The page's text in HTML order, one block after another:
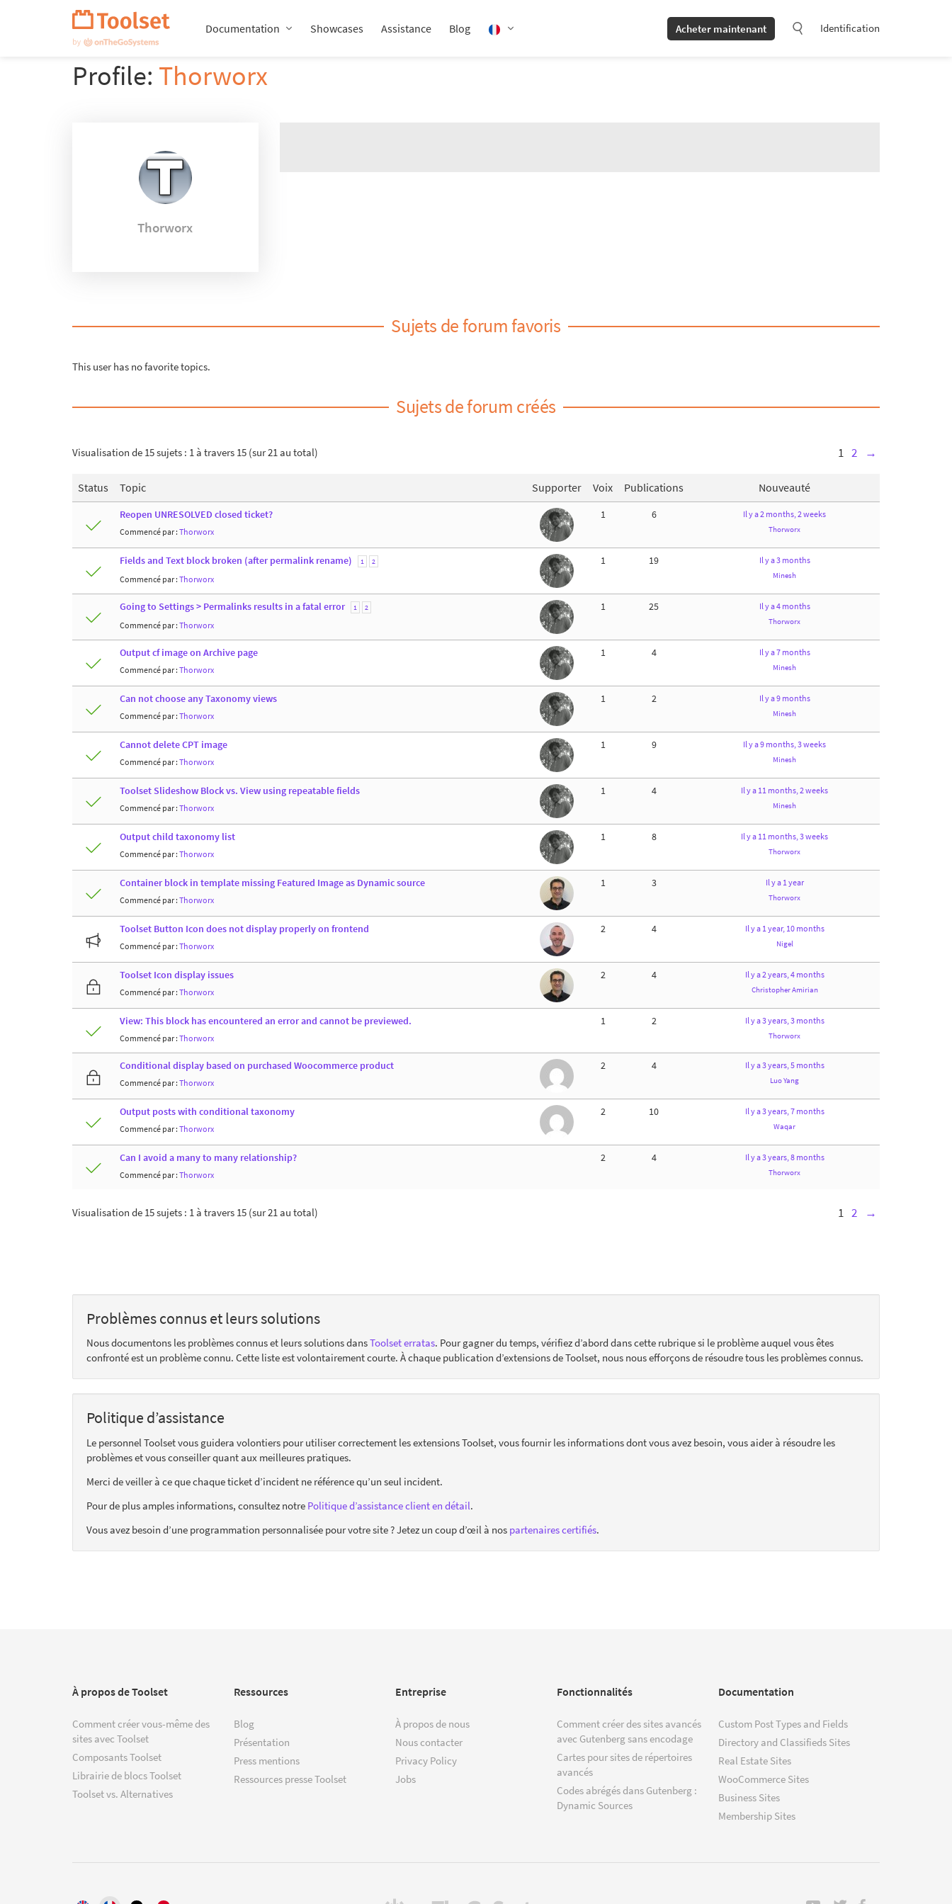
Documentation Showcases Assistance Blog Acheter maintenant Identification
Profile: Thorworx
Thorworx
Sujets de forum favoris
This user has no favorite topics.
Sujets de forum créés
Visualisation de 15 sujets : 1 à travers 15 (sur 21 au total) 1 2 →
Status Topic Supporter Voix Publications Nouveauté
Reopen UNRESOLVED closed ticket?
Commencé par : Thorworx
1 6 Il y a 2 months, 2 weeks
Thorworx
Fields and Text block broken (after permalink rename) 1 2
Commencé par : Thorworx
1 19 Il y a 3 months
Minesh
Going to Settings > Permalinks results in a fatal error 1 2
Commencé par : Thorworx
1 25 Il y a 4 months
Thorworx
Output cf image on Archive page
Commencé par : Thorworx
1 4 Il y a 7 months
Minesh
Can not choose any Taxonomy views
Commencé par : Thorworx
1 2 Il y a 9 months
Minesh
Cannot delete CPT image
Commencé par : Thorworx
1 9 Il y a 9 months, 3 weeks
Minesh
Toolset Slideshow Block vs. View using repeatable fields
Commencé par : Thorworx
1 4 Il y a 11 months, 2 weeks
Minesh
Output child taxonomy list
Commencé par : Thorworx
1 8 Il y a 11 months, 3 weeks
Thorworx
Container block in template missing Featured Image as Dynamic source
Commencé par : Thorworx
1 3 Il y a 1 year
Thorworx
Toolset Button Icon does not display properly on frontend
Commencé par : Thorworx
2 4 Il y a 1 year, 10 months
Nigel
Toolset Icon display issues
Commencé par : Thorworx
2 4 Il y a 2 years, 4 months
Christopher Amirian
View: This block has encountered an error and cannot be previewed.
Commencé par : Thorworx
1 2 Il y a 3 years, 3 months
Thorworx
Conditional display based on purchased Woocommerce product
Commencé par : Thorworx
2 4 Il y a 3 years, 5 months
Luo Yang
Output posts with conditional taxonomy
Commencé par : Thorworx
2 10 Il y a 3 years, 7 months
Waqar
Can I avoid a many to many relationship?
Commencé par : Thorworx
2 4 Il y a 3 years, 8 months
Thorworx
Visualisation de 15 sujets : 1 à travers 15 (sur 21 au total) 1 2 →
Problèmes connus et leurs solutions
Nous documentons les problèmes connus et leurs solutions dansToolset erratas. Pour gagner du temps, vérifiez d’abord dans cette rubrique si le problème auquel vous êtes
confronté est un problème connu. Cette liste est volontairement courte. À chaque publication d’extensions de Toolset, nous nous efforçons de résoudre tous les problèmes connus.
Politique d’assistance
Le personnel Toolset vous guidera volontiers pour utiliser correctement les extensions Toolset, vous fournir les informations dont vous avez besoin, vous aider à résoudre les
problèmes et vous conseiller quant aux meilleures pratiques.
Merci de veiller à ce que chaque ticket d’incident ne référence qu’un seul incident.
Pour de plus amples informations, consultez notre Politique d’assistance client en détail.
Vous avez besoin d’une programmation personnalisée pour votre site ? Jetez un coup d’œil à nos partenaires certifiés.
À propos de Toolset
Comment créer vous-même des
sites avec Toolset
Composants Toolset
Librairie de blocs Toolset
Toolset vs. Alternatives
Ressources
Blog
Présentation
Press mentions
Ressources presse Toolset
Entreprise
À propos de nous
Nous contacter
Privacy Policy
Jobs
Fonctionnalités
Comment créer des sites avancés
avec Gutenberg sans encodage
Cartes pour sites de répertoires
avancés
Codes abrégés dans Gutenberg :
Dynamic Sources
Documentation
Custom Post Types and Fields
Directory and Classifieds Sites
Real Estate Sites
WooCommerce Sites
Business Sites
Membership Sites